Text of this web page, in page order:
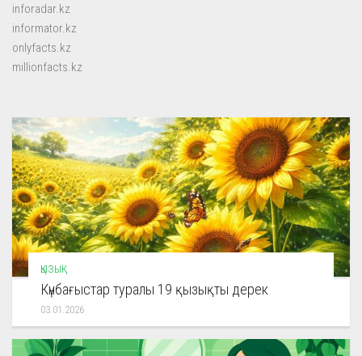
inforadar.kz
informator.kz
onlyfacts.kz
millionfacts.kz
ҚЫЗЫҚ
Күнбағыстар туралы 19 қызықты дерек
03.01.2026